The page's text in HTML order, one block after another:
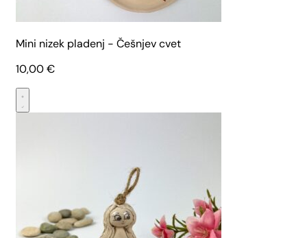
Mini nizek pladenj - Češnjev cvet
10,00€